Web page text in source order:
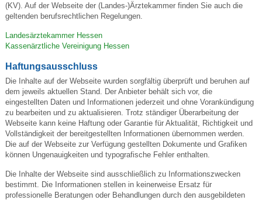
(KV). Auf der Webseite der (Landes-)Ärztekammer finden Sie auch die
geltenden berufsrechtlichen Regelungen.
Landesärztekammer Hessen
Kassenärztliche Vereinigung Hessen
Haftungsausschluss
Die Inhalte auf der Webseite wurden sorgfältig überprüft und beruhen auf
dem jeweils aktuellen Stand. Der Anbieter behält sich vor, die
eingestellten Daten und Informationen jederzeit und ohne Vorankündigung
zu bearbeiten und zu aktualisieren. Trotz ständiger Überarbeitung der
Webseite kann keine Haftung oder Garantie für Aktualität, Richtigkeit und
Vollständigkeit der bereitgestellten Informationen übernommen werden.
Die auf der Webseite zur Verfügung gestellten Dokumente und Grafiken
können Ungenauigkeiten und typografische Fehler enthalten.
Die Inhalte der Webseite sind ausschließlich zu Informationszwecken
bestimmt. Die Informationen stellen in keinerweise Ersatz für
professionelle Beratungen oder Behandlungen durch den ausgebildeten